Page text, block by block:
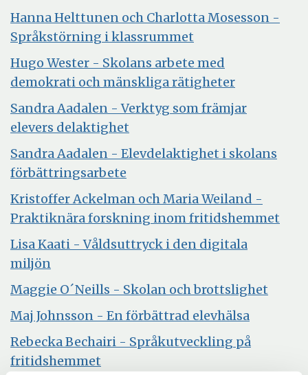
fönster
Hanna Helttunen och Charlotta Mosesson -
Språkstörning i klassrummet
nytt
fönster
Hugo Wester - Skolans arbete med
demokrati och mänskliga rätigheterÖppna
Sandra Aadalen - Verktyg som främjar
elevers delaktighet
Sandra Aadalen - Elevdelaktighet i skolans
förbättringsarbete
nytt
fönster
Kristoffer Ackelman och Maria Weiland -
Praktiknära forskning inom fritidshemmet
Lisa Kaati - Våldsuttryck i den digitala
miljön
fönster
Maggie O´Neills - Skolan och brottslighet
Maj Johnsson - En förbättrad elevhälsa
i
Rebecka Bechairi - Språkutveckling på
fritidshemmet